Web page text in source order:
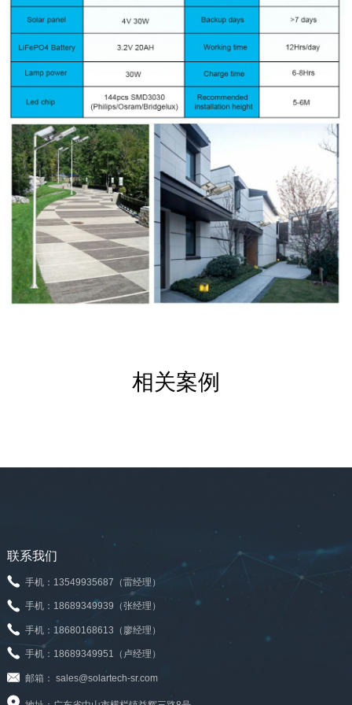
相关案例
联系我们
手机：13549935687（雷经理）
手机：18689349939（张经理）
手机：18680168613（廖经理）
手机：18689349951（卢经理）
邮箱： sales@solartech-sr.com